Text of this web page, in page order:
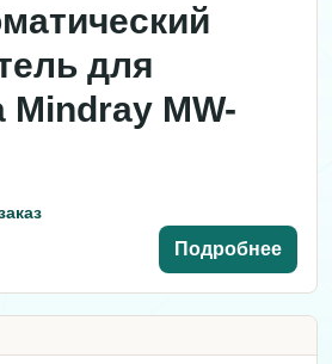
для
Mindray MW-
Подробнее